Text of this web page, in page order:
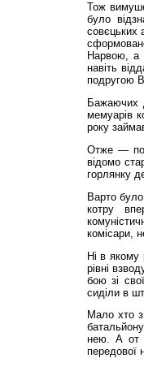
Тож
було
совєцьких
Нарвою, а
навіть
подругою
Бажаючих
мемуарів
року
Отже —
відомо
горлянку
Варто
котру
комісари,
Ні в якому
рівні
бою зі
сиділи в
Мало хто
нею. А от
передової